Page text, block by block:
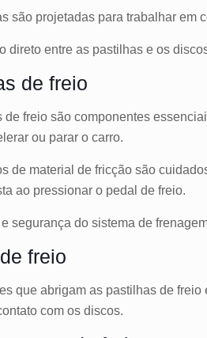
são projetadas para trabalhar em
direto entre as pastilhas e os
de freio
de freio são componentes
ou parar o carro.
de material de fricção são
ao pressionar o pedal de freio.
segurança do sistema de
freio
que abrigam as pastilhas de
com os discos.